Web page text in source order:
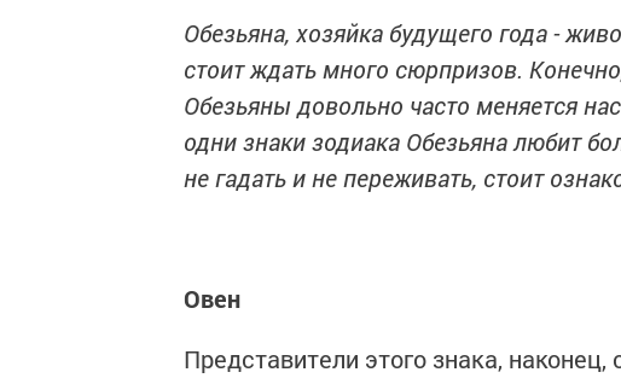
Обезьяна, хозяйка будущего года -
стоит ждать много сюрпризов.
Обезьяны довольно часто меняется
одни знаки зодиака Обезьяна любит
не гадать и не переживать, стоит
Овен
Представители этого знака,